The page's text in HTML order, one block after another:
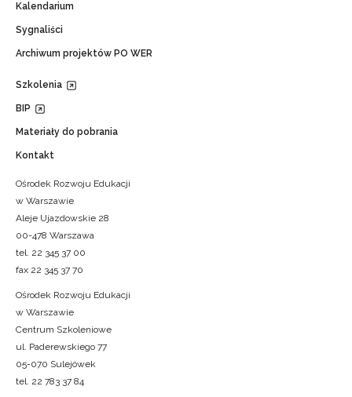
Kalendarium
Sygnaliści
Archiwum projektów PO WER
Szkolenia
BIP
Materiały do pobrania
Kontakt
Ośrodek Rozwoju Edukacji
w Warszawie
Aleje Ujazdowskie 28
00-478 Warszawa
tel. 22 345 37 00
fax 22 345 37 70
Ośrodek Rozwoju Edukacji
w Warszawie
Centrum Szkoleniowe
ul. Paderewskiego 77
05-070 Sulejówek
tel. 22 783 37 84